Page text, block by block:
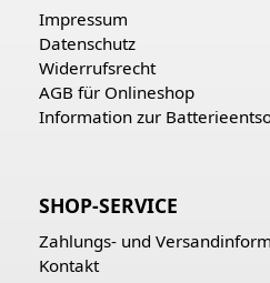
Impressum
Datenschutz
Widerrufsrecht
AGB für Onlineshop
Information zur
SHOP-SERVICE
Zahlungs- und
Kontakt